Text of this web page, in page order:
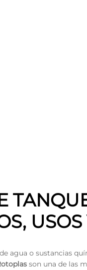
agua o sustancias
son una de las